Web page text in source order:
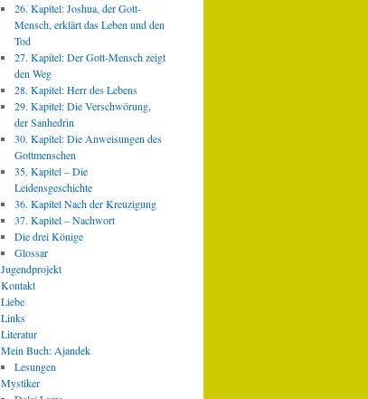
26. Kapitel: Joshua, der Gott-
Mensch, erklärt das Leben und den
Tod
27. Kapitel: Der Gott-Mensch zeigt
den Weg
28. Kapitel: Herr des Lebens
29. Kapitel: Die Verschwörung,
der Sanhedrin
30. Kapitel: Die Anweisungen des
Gottmenschen
35. Kapitel – Die
Leidensgeschichte
36. Kapitel Nach der Kreuzigung
37. Kapitel – Nachwort
Die drei Könige
Glossar
Jugendprojekt
Kontakt
Liebe
Links
Literatur
Mein Buch: Ajandek
Lesungen
Mystiker